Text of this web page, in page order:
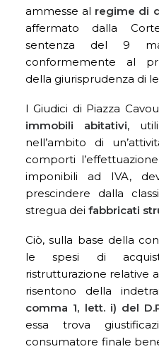
ammesse al regime di
affermato dalla
sentenza del 9
conformemente al
della giurisprudenza di
I Giudici di Piazza
immobili abitativi,
nell’ambito di
comporti
imponibili ad IVA,
prescindere dalla
stregua dei fabbricati
Ciò, sulla base della
le spesi di
ristrutturazione relative
risentono della
comma 1, lett. i) del
essa trova
consumatore finale